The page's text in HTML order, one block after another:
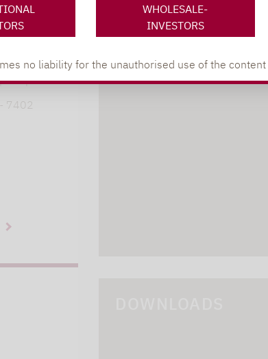
WHOLESALE-
INVESTORS
no liability for the unauthorised use of the
7402
XING LINKEDIN